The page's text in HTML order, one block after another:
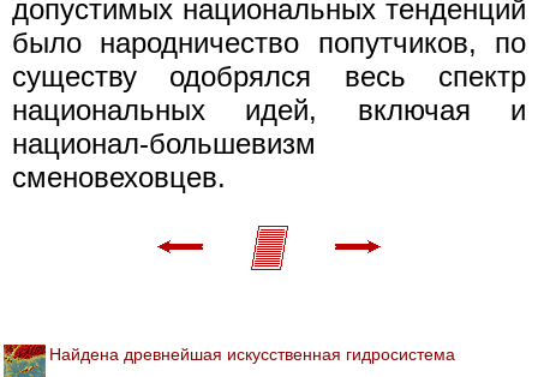
допустимых национальных тенденций
было народничество попутчиков, по
существу одобрялся весь спектр
национальных идей, включая и
национал-большевизм
сменовеховцев.
Найдена древнейшая искусственная гидросистема